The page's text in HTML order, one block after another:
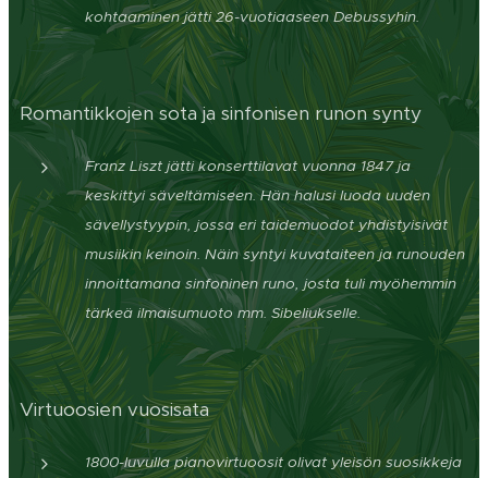
kohtaaminen jätti 26-vuotiaaseen Debussyhin.
Romantikkojen sota ja sinfonisen runon synty
Franz Liszt jätti konserttilavat vuonna 1847 ja
keskittyi säveltämiseen. Hän halusi luoda uuden
sävellystyypin, jossa eri taidemuodot yhdistyisivät
musiikin keinoin. Näin syntyi kuvataiteen ja runouden
innoittamana sinfoninen runo, josta tuli myöhemmin
tärkeä ilmaisumuoto mm. Sibeliukselle.
Virtuoosien vuosisata
1800-luvulla pianovirtuoosit olivat yleisön suosikkeja